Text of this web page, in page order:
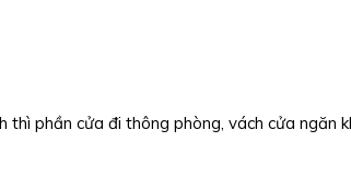
phần cửa đi thông phòng, vách cửa ngăn